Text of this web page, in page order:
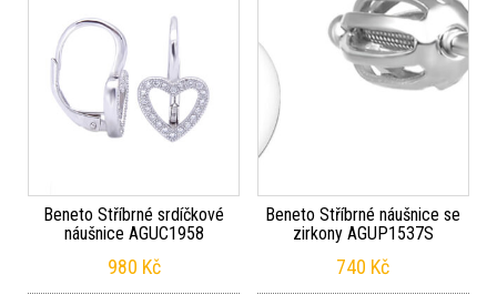
Beneto Stříbrné srdíčkové
náušnice AGUC1958
980 Kč
Beneto Stříbrné náušnice se
zirkony AGUP1537S
740 Kč